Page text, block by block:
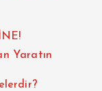
Yaratın